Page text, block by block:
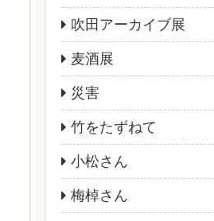
吹田アーカイブ展
麦酒展
災害
竹をたずねて
小松さん
梅棹さん